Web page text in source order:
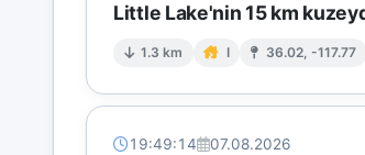
Little Lake'nin 15 km
1.3 km I 36.02, -117.77
19:49:14 07.08.2026